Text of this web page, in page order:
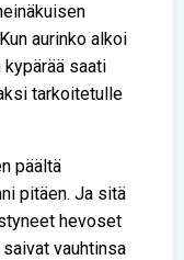
aurinko alkoi
saati
tarkoitetulle
päältä
pitäen. Ja sitä
hevoset
saivat vauhtinsa